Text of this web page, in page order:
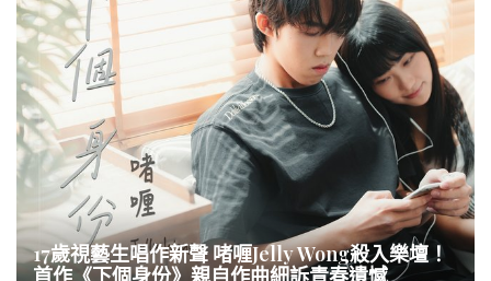
17歲視藝生唱作新聲 啫喱Jelly Wong殺入樂壇！
首作《下個身份》親自作曲細訴青春遺憾